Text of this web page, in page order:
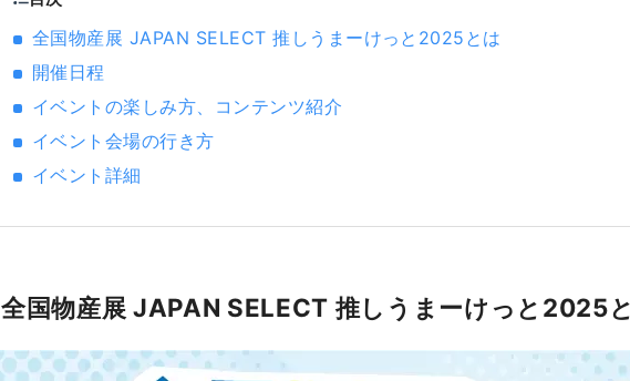
全国物産展 JAPAN SELECT 推しうまーけっと2025とは
開催日程
イベントの楽しみ方、コンテンツ紹介
イベント会場の行き方
イベント詳細
全国物産展 JAPAN SELECT 推しうまーけっと2025